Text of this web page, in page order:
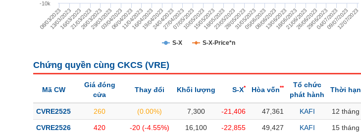
S-X S-X-Price*n
08/03/2023
13/03/2023
16/03/2023
21/03/2023
26/03/2023
29/03/2023
03/04/2023
06/04/2023
11/04/2023
16/04/2023
19/04/2023
24/04/2023
27/04/2023
07/05/2023
10/05/2023
15/05/2023
18/05/2023
23/05/2023
28/05/2023
31/05/2023
05/06/2023
08/06/2023
13/06/2023
18/06/2023
21/06/2023
26/06/2023
29/06/2023
04/07/2023
09/07/2023
12/07/2023
-10k
Chứng quyền cùng CKCS (VRE)
Mã CW
Giá đóng
cửa
Thay đổi Khối lượng S-X* Hòa vốn**
Tổ chức
phát hành
Thời hạn
CVRE2525 260 (0.00%) 7,300 -21,406 47,361 KAFI 12 tháng
CVRE2526 420 -20 (-4.55%) 16,100 -22,855 49,427 KAFI 15 tháng
CÔNG NGHỆ THÔNG TIN
BẤT ĐỘNG SẢN
Mã chứng khoán(-)
Cổ phiếu Chỉ số Chứng chỉ quỹ Chứng quyền Hợp đồng tương lai Trái phiếu